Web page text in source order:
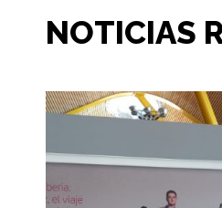
NOTICIAS